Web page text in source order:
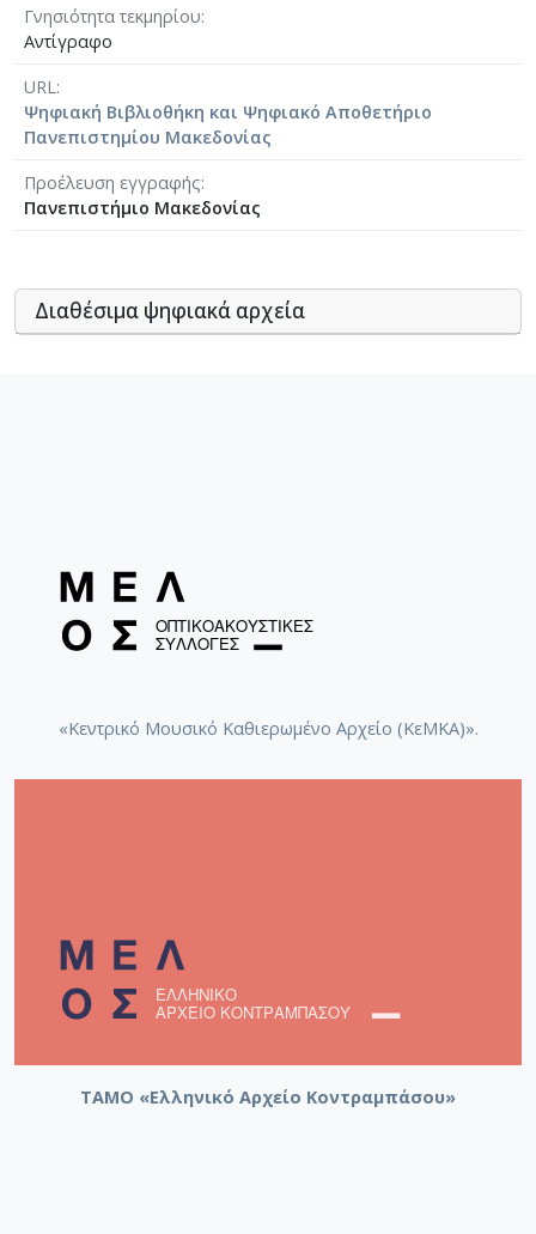
Γνησιότητα τεκμηρίου
Αντίγραφο
URL
Ψηφιακή Βιβλιοθήκη και Ψηφιακό Αποθετήριο
Πανεπιστημίου Μακεδονίας
Προέλευση εγγραφής
Πανεπιστήμιο Μακεδονίας
Διαθέσιμα ψηφιακά αρχεία
«Κεντρικό Μουσικό Καθιερωμένο Αρχείο (ΚεΜΚΑ)».
ΤΑΜΟ «Ελληνικό Αρχείο Κοντραμπάσου»